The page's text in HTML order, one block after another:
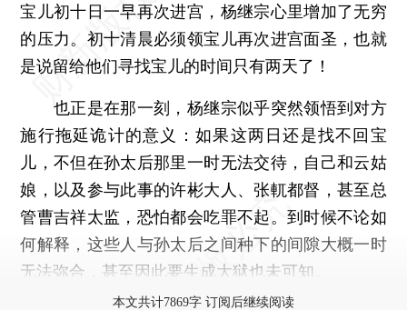
宝儿初十日一早再次进宫，杨继宗心里增加了无穷
的压力。初十清晨必须领宝儿再次进宫面圣，也就
是说留给他们寻找宝儿的时间只有两天了！
也正是在那一刻，杨继宗似乎突然领悟到对方
施行拖延诡计的意义：如果这两日还是找不回宝
儿，不但在孙太后那里一时无法交待，自己和云姑
娘，以及参与此事的许彬大人、张軏都督，甚至总
管曹吉祥太监，恐怕都会吃罪不起。到时候不论如
何解释，这些人与孙太后之间种下的间隙大概一时
无法弥合，甚至因此要生成大狱也未可知。
本文共计7869字 订阅后继续阅读